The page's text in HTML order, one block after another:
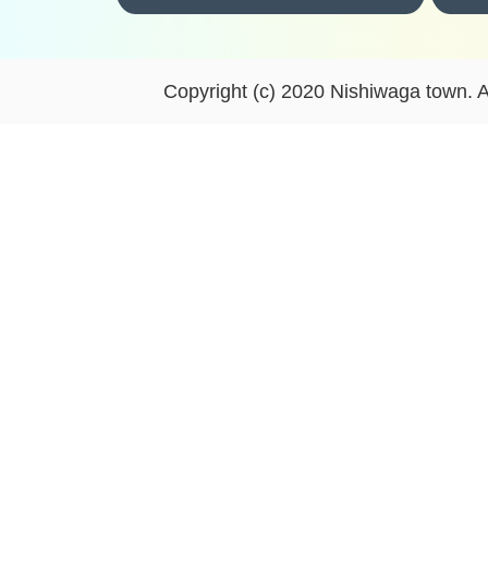
Copyright (c) 2020 Nishiwaga town.